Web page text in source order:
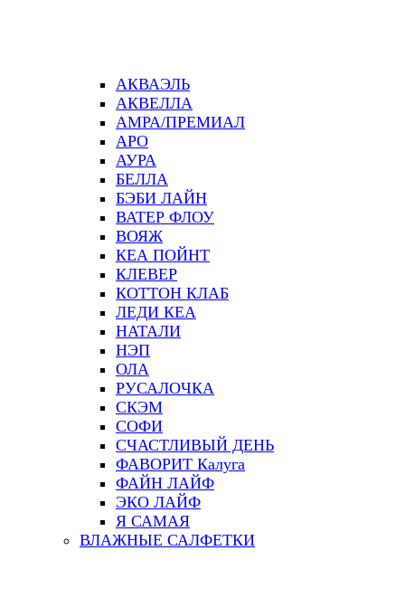
АКВАЭЛЬ
АКВЕЛЛА
АМРА/ПРЕМИАЛ
АРО
АУРА
БЕЛЛА
БЭБИ ЛАЙН
ВАТЕР ФЛОУ
ВОЯЖ
КЕА ПОЙНТ
КЛЕВЕР
КОТТОН КЛАБ
ЛЕДИ КЕА
НАТАЛИ
НЭП
ОЛА
РУСАЛОЧКА
СКЭМ
СОФИ
СЧАСТЛИВЫЙ ДЕНЬ
ФАВОРИТ Калуга
ФАЙН ЛАЙФ
ЭКО ЛАЙФ
Я САМАЯ
ВЛАЖНЫЕ САЛФЕТКИ